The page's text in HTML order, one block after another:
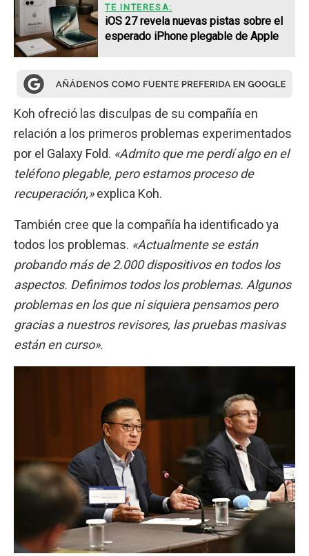
TE INTERESA:
iOS 27 revela nuevas pistas sobre el
esperado iPhone plegable de Apple
Koh ofreció las disculpas de su compañía en
relación a los primeros problemas experimentados
por el Galaxy Fold. «Admito que me perdí algo en el
teléfono plegable, pero estamos proceso de
recuperación,»explica Koh.
También cree que la compañía ha identificado ya
todos los problemas. «Actualmente se están
probando más de 2.000 dispositivos en todos los
aspectos. Definimos todos los problemas. Algunos
problemas en los que ni siquiera pensamos pero
gracias a nuestros revisores, las pruebas masivas
están en curso».